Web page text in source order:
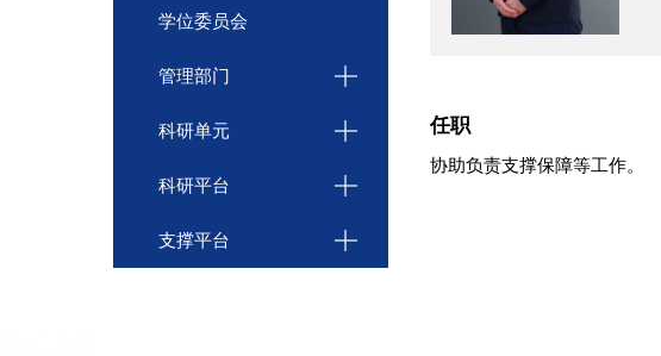
学位委员会
管理部门
科研单元
科研平台
支撑平台
任职
协助负责支撑保障等工作。